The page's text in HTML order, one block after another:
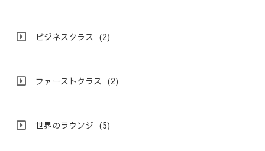
ビジネスクラス (2)
ファーストクラス (2)
世界のラウンジ (5)